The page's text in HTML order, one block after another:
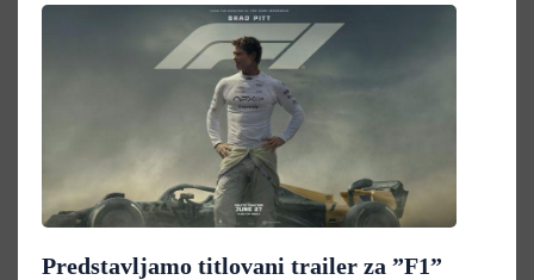
Predstavljamo titlovani trailer za ”F1”